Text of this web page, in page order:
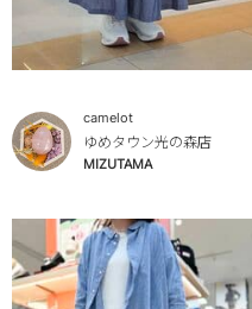
camelot
ゆめタウン光の森店
MIZUTAMA